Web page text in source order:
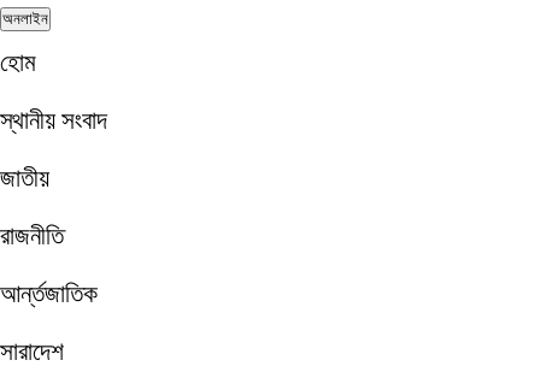
অনলাইন
হোম
স্থানীয় সংবাদ
জাতীয়
রাজনীতি
আর্ন্তজাতিক
সারাদেশ